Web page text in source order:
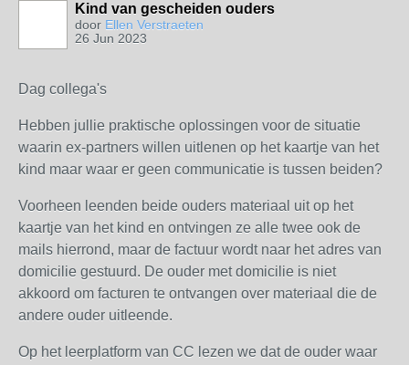
Kind van gescheiden ouders
door Ellen Verstraeten
26 Jun 2023
Dag collega's
Hebben jullie praktische oplossingen voor de situatie
waarin ex-partners willen uitlenen op het kaartje van het
kind maar waar er geen communicatie is tussen beiden?
Voorheen leenden beide ouders materiaal uit op het
kaartje van het kind en ontvingen ze alle twee ook de
mails hierrond, maar de factuur wordt naar het adres van
domicilie gestuurd. De ouder met domicilie is niet
akkoord om facturen te ontvangen over materiaal die de
andere ouder uitleende.
Op het leerplatform van CC lezen we dat de ouder waar